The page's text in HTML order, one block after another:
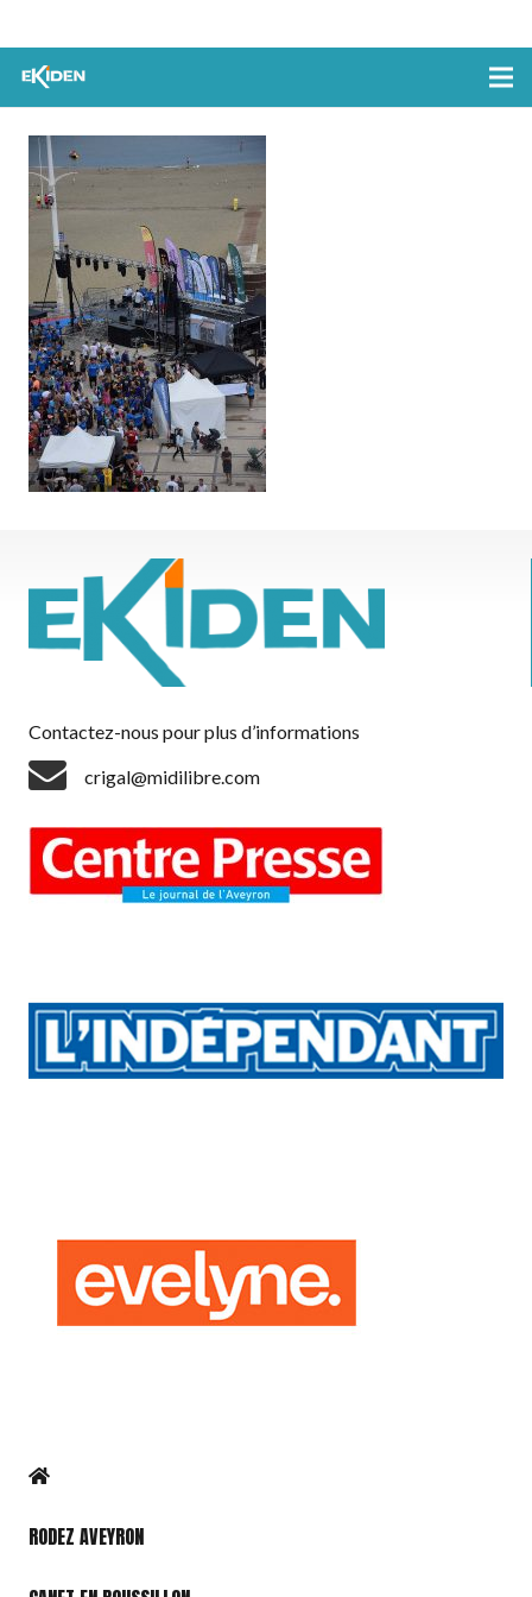
Contactez-nous pour plus d’informations
crigal@midilibre.com
RODEZ AVEYRON